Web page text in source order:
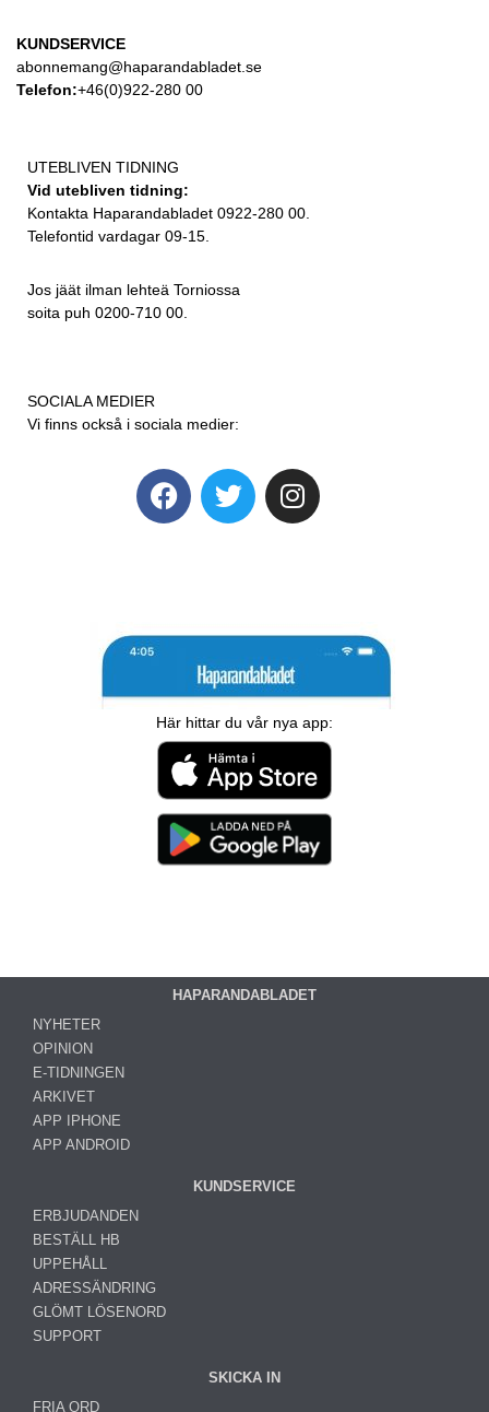
KUNDSERVICE
abonnemang@haparandabladet.se
Telefon:+46(0)922-280 00
UTEBLIVEN TIDNING
Vid utebliven tidning:
Kontakta Haparandabladet 0922-280 00.
Telefontid vardagar 09-15.
Jos jäät ilman lehteä Torniossa
soita puh 0200-710 00.
SOCIALA MEDIER
Vi finns också i sociala medier:
Här hittar du vår nya app:
HAPARANDABLADET
NYHETER
OPINION
E-TIDNINGEN
ARKIVET
APP IPHONE
APP ANDROID
KUNDSERVICE
ERBJUDANDEN
BESTÄLL HB
UPPEHÅLL
ADRESSÄNDRING
GLÖMT LÖSENORD
SUPPORT
SKICKA IN
FRIA ORD